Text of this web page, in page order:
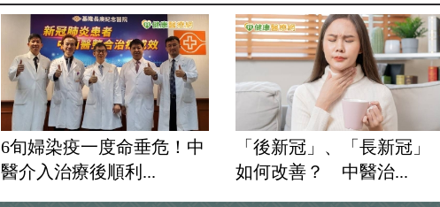
6旬婦染疫一度命垂危！中
醫介入治療後順利...
「後新冠」、「長新冠」
如何改善？ 中醫治...